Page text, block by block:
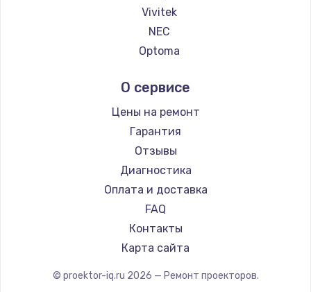
Vivitek
NEC
Optoma
Barco
Xgimi
Canon
JVC
Casio
Hiper
HITACHI
Panasonic
Hisense
О сервисе
Цены на ремонт
Гарантия
Отзывы
Диагностика
Оплата и доставка
FAQ
Контакты
Карта сайта
© proektor-iq.ru 2026 — Ремонт проекторов.